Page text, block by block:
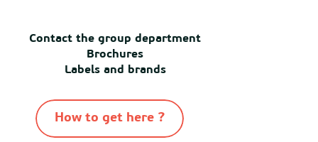
Contact the group department
Brochures
Labels and brands
How to get here ?